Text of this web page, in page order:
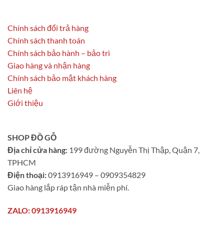
Chính sách đổi trả hàng
Chính sách thanh toán
Chính sách bảo hành – bảo trì
Giao hàng và nhận hàng
Chính sách bảo mật khách hàng
Liên hệ
Giới thiệu
SHOP ĐỒ GỖ
Địa chỉ cửa hàng: 199 đường Nguyễn Thị Thập, Quận 7,
TPHCM
Điện thoại:0913916949 – 0909354829
Giao hàng lắp ráp tận nhà miễn phí.
ZALO: 0913916949